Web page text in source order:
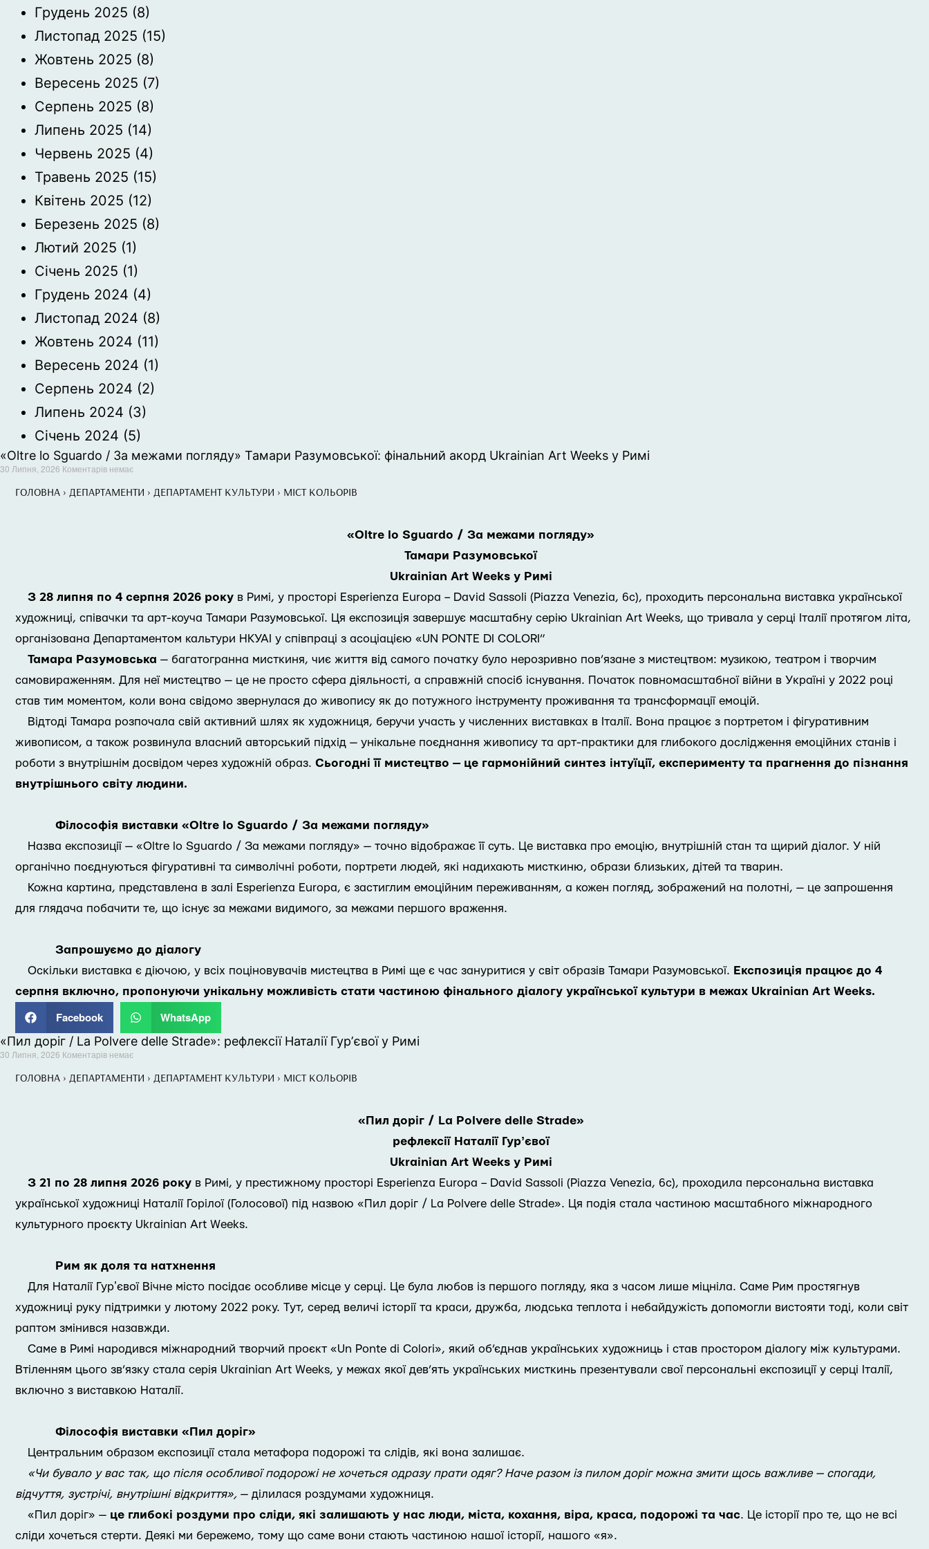
Грудень 2025 (8)
Листопад 2025 (15)
Жовтень 2025 (8)
Вересень 2025 (7)
Серпень 2025 (8)
Липень 2025 (14)
Червень 2025 (4)
Травень 2025 (15)
Квітень 2025 (12)
Березень 2025 (8)
Лютий 2025 (1)
Січень 2025 (1)
Грудень 2024 (4)
Листопад 2024 (8)
Жовтень 2024 (11)
Вересень 2024 (1)
Серпень 2024 (2)
Липень 2024 (3)
Січень 2024 (5)
«Oltre lo Sguardo / За межами погляду» Тамари Разумовської: фінальний акорд Ukrainian Art Weeks у Римі
30 Липня, 2026 Коментарів немає
ГОЛОВНА › ДЕПАРТАМЕНТИ › ДЕПАРТАМЕНТ КУЛЬТУРИ › МІСТ КОЛЬОРІВ
«Oltre lo Sguardo / За межами погляду»
Тамари Разумовської
Ukrainian Art Weeks у Римі
З 28 липня по 4 серпня 2026 року в Римі, у просторі Esperienza Europa – David Sassoli (Piazza Venezia, 6с), проходить персональна виставка української
художниці, співачки та арт-коуча Тамари Разумовської. Ця експозиція завершує масштабну серію Ukrainian Art Weeks, що тривала у серці Італії протягом літа,
організована Департаментом кальтури НКУАІ у співпраці з асоціацією «UN PONTE DI COLORI”
Тамара Разумовська — багатогранна мисткиня, чиє життя від самого початку було нерозривно пов’язане з мистецтвом: музикою, театром і творчим
самовираженням. Для неї мистецтво — це не просто сфера діяльності, а справжній спосіб існування. Початок повномасштабної війни в Україні у 2022 році
став тим моментом, коли вона свідомо звернулася до живопису як до потужного інструменту проживання та трансформації емоцій.
Відтоді Тамара розпочала свій активний шлях як художниця, беручи участь у численних виставках в Італії. Вона працює з портретом і фігуративним
живописом, а також розвинула власний авторський підхід — унікальне поєднання живопису та арт-практики для глибокого дослідження емоційних станів і
роботи з внутрішнім досвідом через художній образ. Сьогодні її мистецтво — це гармонійний синтез інтуїції, експерименту та прагнення до пізнання
внутрішнього світу людини.
Філософія виставки «Oltre lo Sguardo / За межами погляду»
Назва експозиції — «Oltre lo Sguardo / За межами погляду» — точно відображає її суть. Це виставка про емоцію, внутрішній стан та щирий діалог. У ній
органічно поєднуються фігуративні та символічні роботи, портрети людей, які надихають мисткиню, образи близьких, дітей та тварин.
Кожна картина, представлена в залі Esperienza Europa, є застиглим емоційним переживанням, а кожен погляд, зображений на полотні, — це запрошення
для глядача побачити те, що існує за межами видимого, за межами першого враження.
Запрошуємо до діалогу
Оскільки виставка є діючою, у всіх поціновувачів мистецтва в Римі ще є час зануритися у світ образів Тамари Разумовської. Експозиція працює до 4
серпня включно, пропонуючи унікальну можливість стати частиною фінального діалогу української культури в межах Ukrainian Art Weeks.
Facebook WhatsApp
«Пил доріг / La Polvere delle Strade»: рефлексії Наталії Гурʼєвої у Римі
30 Липня, 2026 Коментарів немає
ГОЛОВНА › ДЕПАРТАМЕНТИ › ДЕПАРТАМЕНТ КУЛЬТУРИ › МІСТ КОЛЬОРІВ
«Пил доріг / La Polvere delle Strade»
рефлексії Наталії Гурʼєвої
Ukrainian Art Weeks у Римі
З 21 по 28 липня 2026 року в Римі, у престижному просторі Esperienza Europa – David Sassoli (Piazza Venezia, 6с), проходила персональна виставка
української художниці Наталії Горілої (Голосової) під назвою «Пил доріг / La Polvere delle Strade». Ця подія стала частиною масштабного міжнародного
культурного проєкту Ukrainian Art Weeks.
Рим як доля та натхнення
Для Наталії Гурʼєвої Вічне місто посідає особливе місце у серці. Це була любов із першого погляду, яка з часом лише міцніла. Саме Рим простягнув
художниці руку підтримки у лютому 2022 року. Тут, серед величі історії та краси, дружба, людська теплота і небайдужість допомогли вистояти тоді, коли світ
раптом змінився назавжди.
Саме в Римі народився міжнародний творчий проєкт «Un Ponte di Colori», який об’єднав українських художниць і став простором діалогу між культурами.
Втіленням цього зв’язку стала серія Ukrainian Art Weeks, у межах якої дев’ять українських мисткинь презентували свої персональні експозиції у серці Італії,
включно з виставкою Наталії.
Філософія виставки «Пил доріг»
Центральним образом експозиції стала метафора подорожі та слідів, які вона залишає.
«Чи бувало у вас так, що після особливої подорожі не хочеться одразу прати одяг? Наче разом із пилом доріг можна змити щось важливе — спогади,
відчуття, зустрічі, внутрішні відкриття», — ділилася роздумами художниця.
«Пил доріг» — це глибокі роздуми про сліди, які залишають у нас люди, міста, кохання, віра, краса, подорожі та час. Це історії про те, що не всі
сліди хочеться стерти. Деякі ми бережемо, тому що саме вони стають частиною нашої історії, нашого «я».